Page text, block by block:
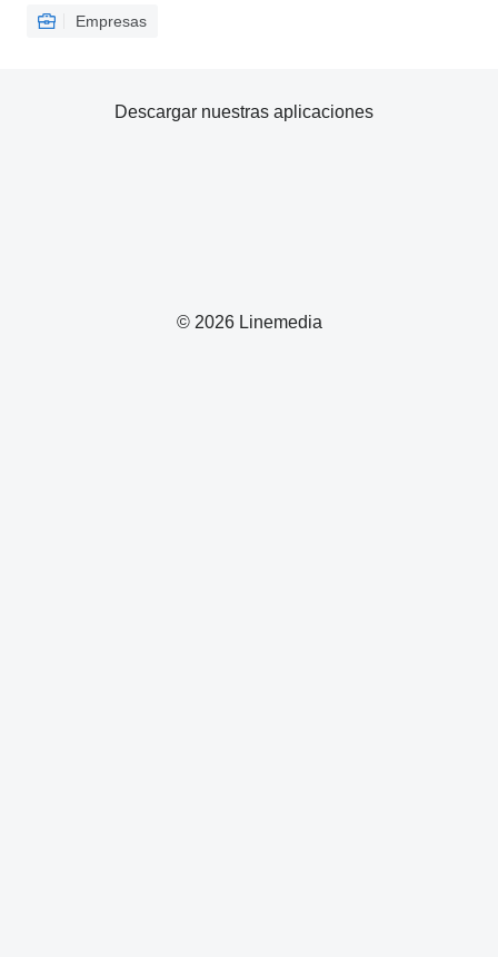
Empresas
© 2026 Linemedia
Descargar nuestras aplicaciones